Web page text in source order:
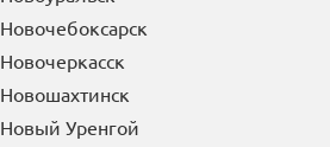
Новочебоксарск
Новочеркасск
Новошахтинск
Новый Уренгой